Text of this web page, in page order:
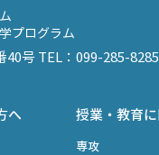
プログラム
号 TEL：099-285-
へ 授業・教育
専攻